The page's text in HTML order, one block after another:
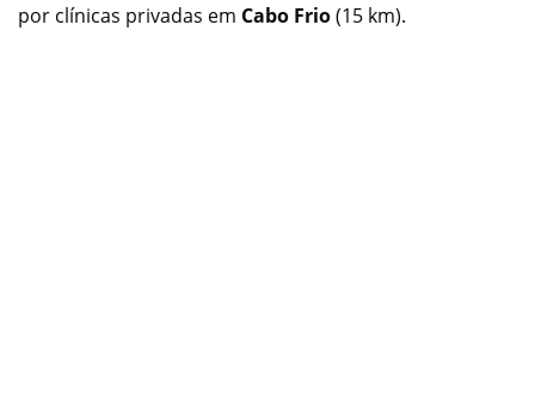
por clínicas privadas em Cabo Frio(15 km).